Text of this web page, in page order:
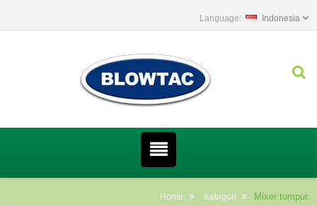
Indonesia
Home Kategori Mixer tumpur.